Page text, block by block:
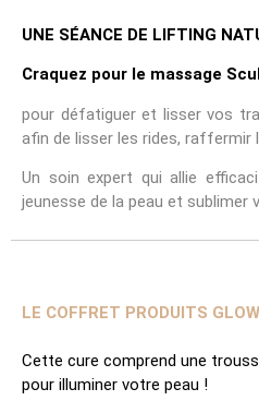
UNE SÉANCE DE LIFTING
Craquez pour le massage
pour défatiguer et lisser vos
afin de lisser les rides, raffermir
Un soin expert qui allie
jeunesse de la peau et sublimer
LE COFFRET PRODUITS
Cette cure comprend une
pour illuminer votre peau !